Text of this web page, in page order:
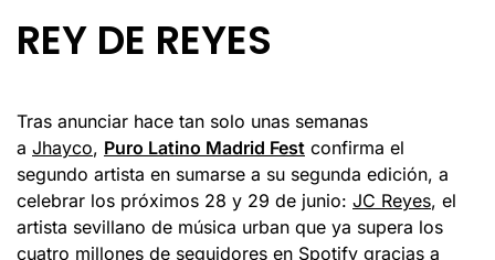
REY DE REYES
Tras anunciar hace tan solo unas semanas
a Jhayco, Puro Latino Madrid Fest confirma el
segundo artista en sumarse a su segunda edición, a
celebrar los próximos 28 y 29 de junio: JC Reyes, el
artista sevillano de música urban que ya supera los
cuatro millones de seguidores en Spotify gracias a